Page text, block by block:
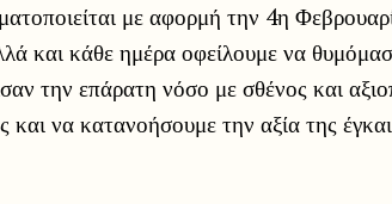
με αφορμή την 4η
και κάθε ημέρα οφείλουμε να
την επάρατη νόσο με σθένος και
και να κατανοήσουμε την αξία της